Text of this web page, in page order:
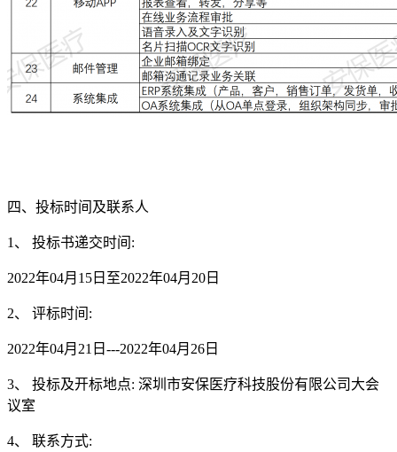
四、投标时间及联系人
1、 投标书递交时间:
2022年04月15日至2022年04月20日
2、 评标时间:
2022年04月21日---2022年04月26日
3、 投标及开标地点: 深圳市安保医疗科技股份有限公司大会
议室
4、 联系方式: